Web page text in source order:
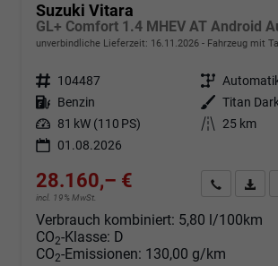
Suzuki Vitara
unverbindliche Lieferzeit: 16.11.2026 Fahrzeug mit
Fahrzeugnr. 104487 Getriebe
Kraftstoff Benzin Außenfarbe
Leistung 81 kW (110 PS) Kilometerstand 25 km
01.08.2026
28.160,– €
incl. 19% MwSt.
Angebot
Verbrauch kombiniert: 5,80 l/100km
CO2-Klasse: D
CO2-Emissionen: 130,00 g/km